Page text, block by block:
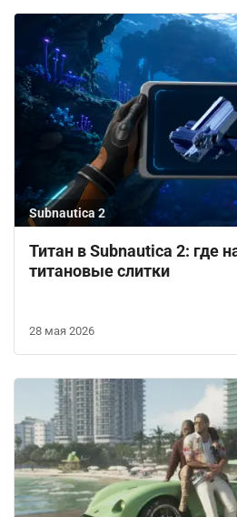
Subnautica 2
Титан в Subnautica 2: где
титановые слитки
28 мая 2026